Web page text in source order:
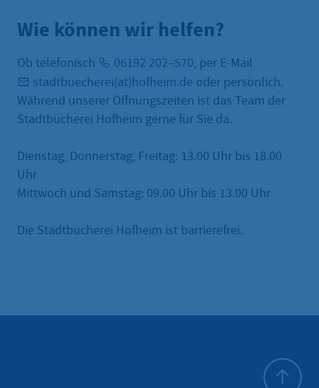
Wie können wir helfen?
Ob telefonisch 06192 202–570, per E-Mail
stadtbuecherei(at)hofheim.de oder persönlich.
Während unserer Öffnungszeiten ist das Team der
Stadtbücherei Hofheim gerne für Sie da.
Dienstag, Donnerstag, Freitag: 13.00 Uhr bis 18.00
Uhr
Mittwoch und Samstag: 09.00 Uhr bis 13.00 Uhr
Die Stadtbücherei Hofheim ist barrierefrei.